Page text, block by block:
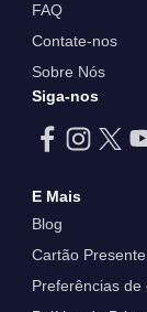
FAQ
Contate-nos
Sobre Nós
Siga-nos
E Mais
Blog
Cartão Presente
Preferências de